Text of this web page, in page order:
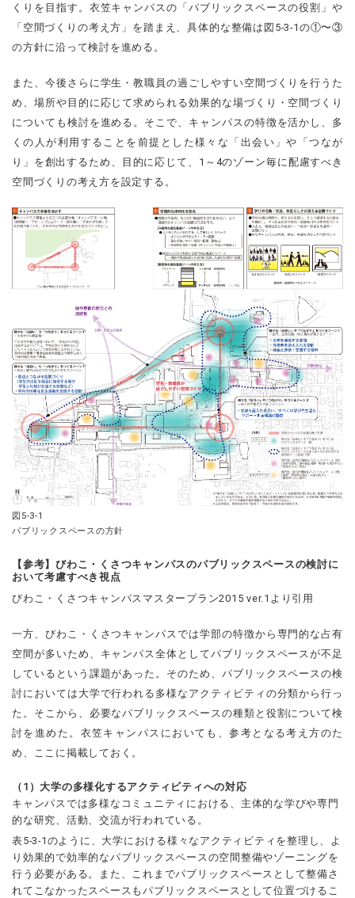
くりを目指す。衣笠キャンパスの「パブリックスペースの役割」や
「空間づくりの考え方」を踏まえ、具体的な整備は図5-3-1の①〜③
の方針に沿って検討を進める。
また、今後さらに学生・教職員の過ごしやすい空間づくりを行うた
め、場所や目的に応じて求められる効果的な場づくり・空間づくり
についても検討を進める。そこで、キャンパスの特徴を活かし、多
くの人が利用することを前提とした様々な「出会い」や「つなが
り」を創出するため、目的に応じて、1～4のゾーン毎に配慮すべき
空間づくりの考え方を設定する。
図5-3-1
パブリックスペースの方針
【参考】びわこ・くさつキャンパスのパブリックスペースの検討に
おいて考慮すべき視点
びわこ・くさつキャンパスマスタープラン2015 ver.1より引用
一方、びわこ・くさつキャンパスでは学部の特徴から専門的な占有
空間が多いため、キャンパス全体としてパブリックスペースが不足
しているという課題があった。そのため、パブリックスペースの検
討においては大学で行われる多様なアクティビティの分類から行っ
た。そこから、必要なパブリックスペースの種類と役割について検
討を進めた。衣笠キャンパスにおいても、参考となる考え方のた
め、ここに掲載しておく。
（1）大学の多様化するアクティビティへの対応
キャンパスでは多様なコミュニティにおける、主体的な学びや専門
的な研究、活動、交流が行われている。
表5-3-1のように、大学における様々なアクティビティを整理し、よ
り効果的で効率的なパブリックスペースの空間整備やゾーニングを
行う必要がある。また、これまでパブリックスペースとして整備さ
れてこなかったスペースもパブリックスペースとして位置づけるこ